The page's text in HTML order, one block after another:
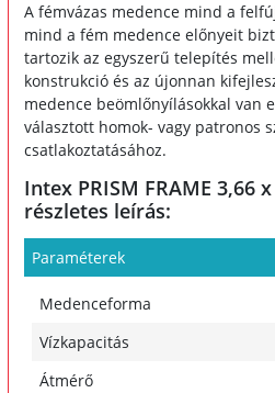
A fémvázas medence mind a
mind a fém medence előnyeit
tartozik az egyszerű telepítés
konstrukció és az újonnan
medence beömlőnyílásokkal van
választott homok- vagy patronos
csatlakoztatásához.
Intex PRISM FRAME 3,66
részletes leírás:
Paraméterek
Medenceforma
Vízkapacitás
Átmérő